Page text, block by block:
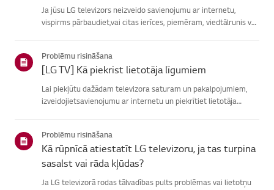
Ja jūsu LG televizors neizveido savienojumu ar internetu,
vispirms pārbaudiet,vai citas ierīces, piemēram, viedtālrunis vai
Problēmu risināšana
[LG TV] Kā piekrist lietotāja līgumiem
Lai piekļūtu dažādam televizora saturam un pakalpojumiem,
izveidojietsavienojumu ar internetu un piekrītiet lietotāja
Problēmu risināšana
Kā rūpnīcā atiestatīt LG televizoru, ja tas turpina
sasalst vai rāda kļūdas?
Ja LG televizorā rodas tālvadības pults problēmas vai lietotņu